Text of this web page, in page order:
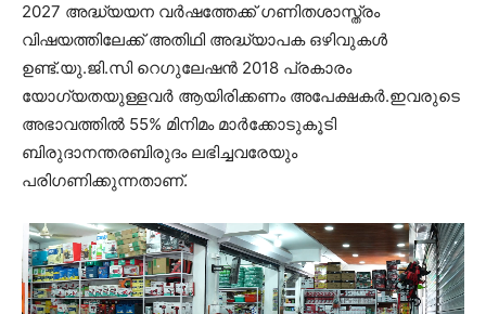
2027 അദ്ധ്യയന വര്‍ഷത്തേക്ക് ഗണിതശാസ്ത്രം
വിഷയത്തിലേക്ക് അതിഥി അദ്ധ്യാപക ഒഴിവുകള്‍
ഉണ്ട്.യു.ജി.സി റെഗുലേഷന്‍ 2018 പ്രകാരം
യോഗ്യതയുള്ളവര്‍ ആയിരിക്കണം അപേക്ഷകര്‍.ഇവരുടെ
അഭാവത്തില്‍ 55% മിനിമം മാര്‍ക്കോടുകൂടി
ബിരുദാനന്തരബിരുദം ലഭിച്ചവരേയും
പരിഗണിക്കുന്നതാണ്.